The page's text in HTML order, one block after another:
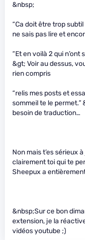
&nbsp;
“Ca doit être trop
ne sais pas lire et
“Et en voilà 2 qui
&gt; Voir au dessus,
rien compris
“relis mes posts et
sommeil te le permet.”
besoin de traduction…
Non mais t’es sérieux
clairement toi qui te
Sheepux a
&nbsp;Sur ce bon
extension, je la
vidéos youtube ;)